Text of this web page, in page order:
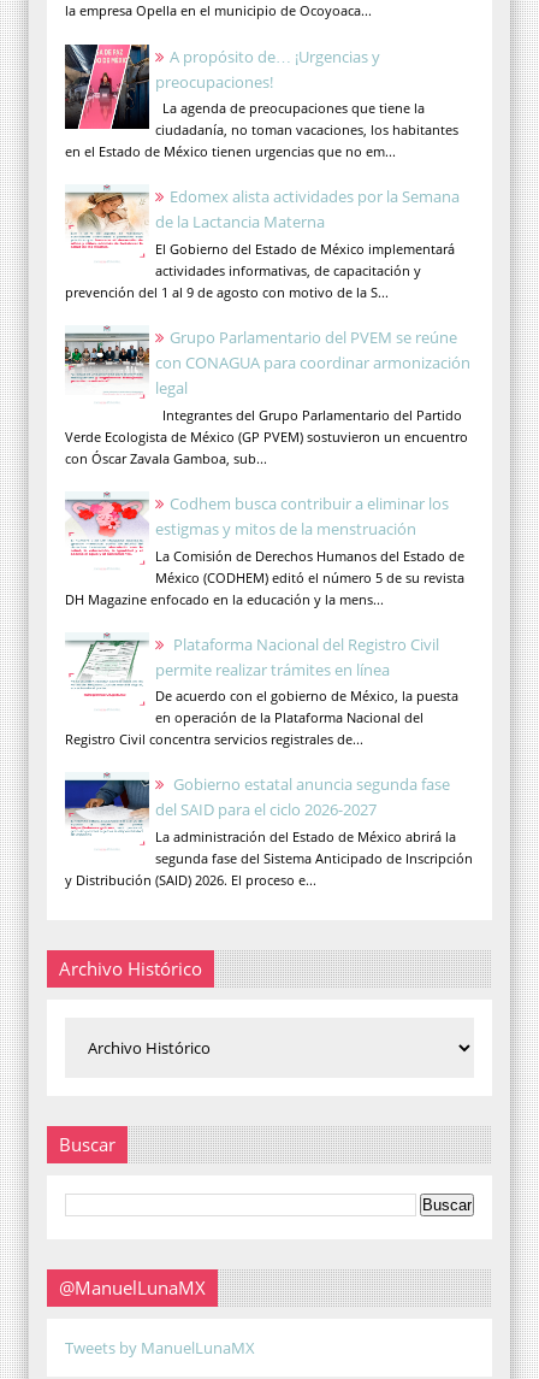
la empresa Opella en el municipio de Ocoyoaca...
A propósito de… ¡Urgencias y
preocupaciones!
La agenda de preocupaciones que tiene la
ciudadanía, no toman vacaciones, los habitantes
en el Estado de México tienen urgencias que no em...
Edomex alista actividades por la Semana
de la Lactancia Materna
El Gobierno del Estado de México implementará
actividades informativas, de capacitación y
prevención del 1 al 9 de agosto con motivo de la S...
Grupo Parlamentario del PVEM se reúne
con CONAGUA para coordinar armonización
legal
Integrantes del Grupo Parlamentario del Partido
Verde Ecologista de México (GP PVEM) sostuvieron un encuentro
con Óscar Zavala Gamboa, sub...
Codhem busca contribuir a eliminar los
estigmas y mitos de la menstruación
La Comisión de Derechos Humanos del Estado de
México (CODHEM) editó el número 5 de su revista
DH Magazine enfocado en la educación y la mens...
Plataforma Nacional del Registro Civil
permite realizar trámites en línea
De acuerdo con el gobierno de México, la puesta
en operación de la Plataforma Nacional del
Registro Civil concentra servicios registrales de...
Gobierno estatal anuncia segunda fase
del SAID para el ciclo 2026-2027
La administración del Estado de México abrirá la
segunda fase del Sistema Anticipado de Inscripción
y Distribución (SAID) 2026. El proceso e...
Archivo Histórico
Buscar
@ManuelLunaMX
Tweets by ManuelLunaMX